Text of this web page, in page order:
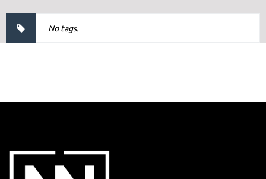
No tags.